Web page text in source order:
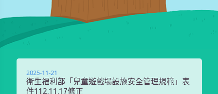
2025-11-21
衛生福利部「兒童遊戲場設施安全管理規範」表
件112.11.17修正